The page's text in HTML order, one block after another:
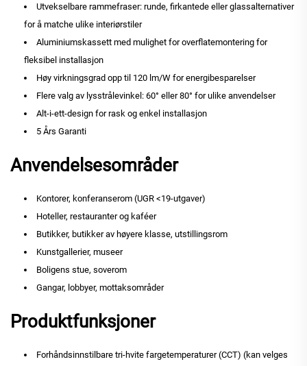
Utvekselbare rammefraser: runde, firkantede eller glassalternativer
for å matche ulike interiørstiler
Aluminiumskassett med mulighet for overflatemontering for
fleksibel installasjon
Høy virkningsgrad opp til 120 lm/W for energibesparelser
Flere valg av lysstrålevinkel: 60° eller 80° for ulike anvendelser
Alt-i-ett-design for rask og enkel installasjon
5 Års Garanti
Anvendelsesområder
Kontorer, konferanserom (UGR <19-utgaver)
Hoteller, restauranter og kaféer
Butikker, butikker av høyere klasse, utstillingsrom
Kunstgallerier, museer
Boligens stue, soverom
Gangar, lobbyer, mottaksområder
Produktfunksjoner
Forhåndsinnstilbare tri-hvite fargetemperaturer (CCT) (kan velges